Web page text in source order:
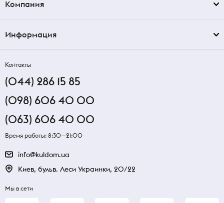
Компания
Информация
Контакты
(044) 286 15 85
(098) 606 40 00
(063) 606 40 00
Время работы: 8:30—21:00
info@kuldom.ua
Киев, бульв. Леси Украинки, 20/22
Мы в сети